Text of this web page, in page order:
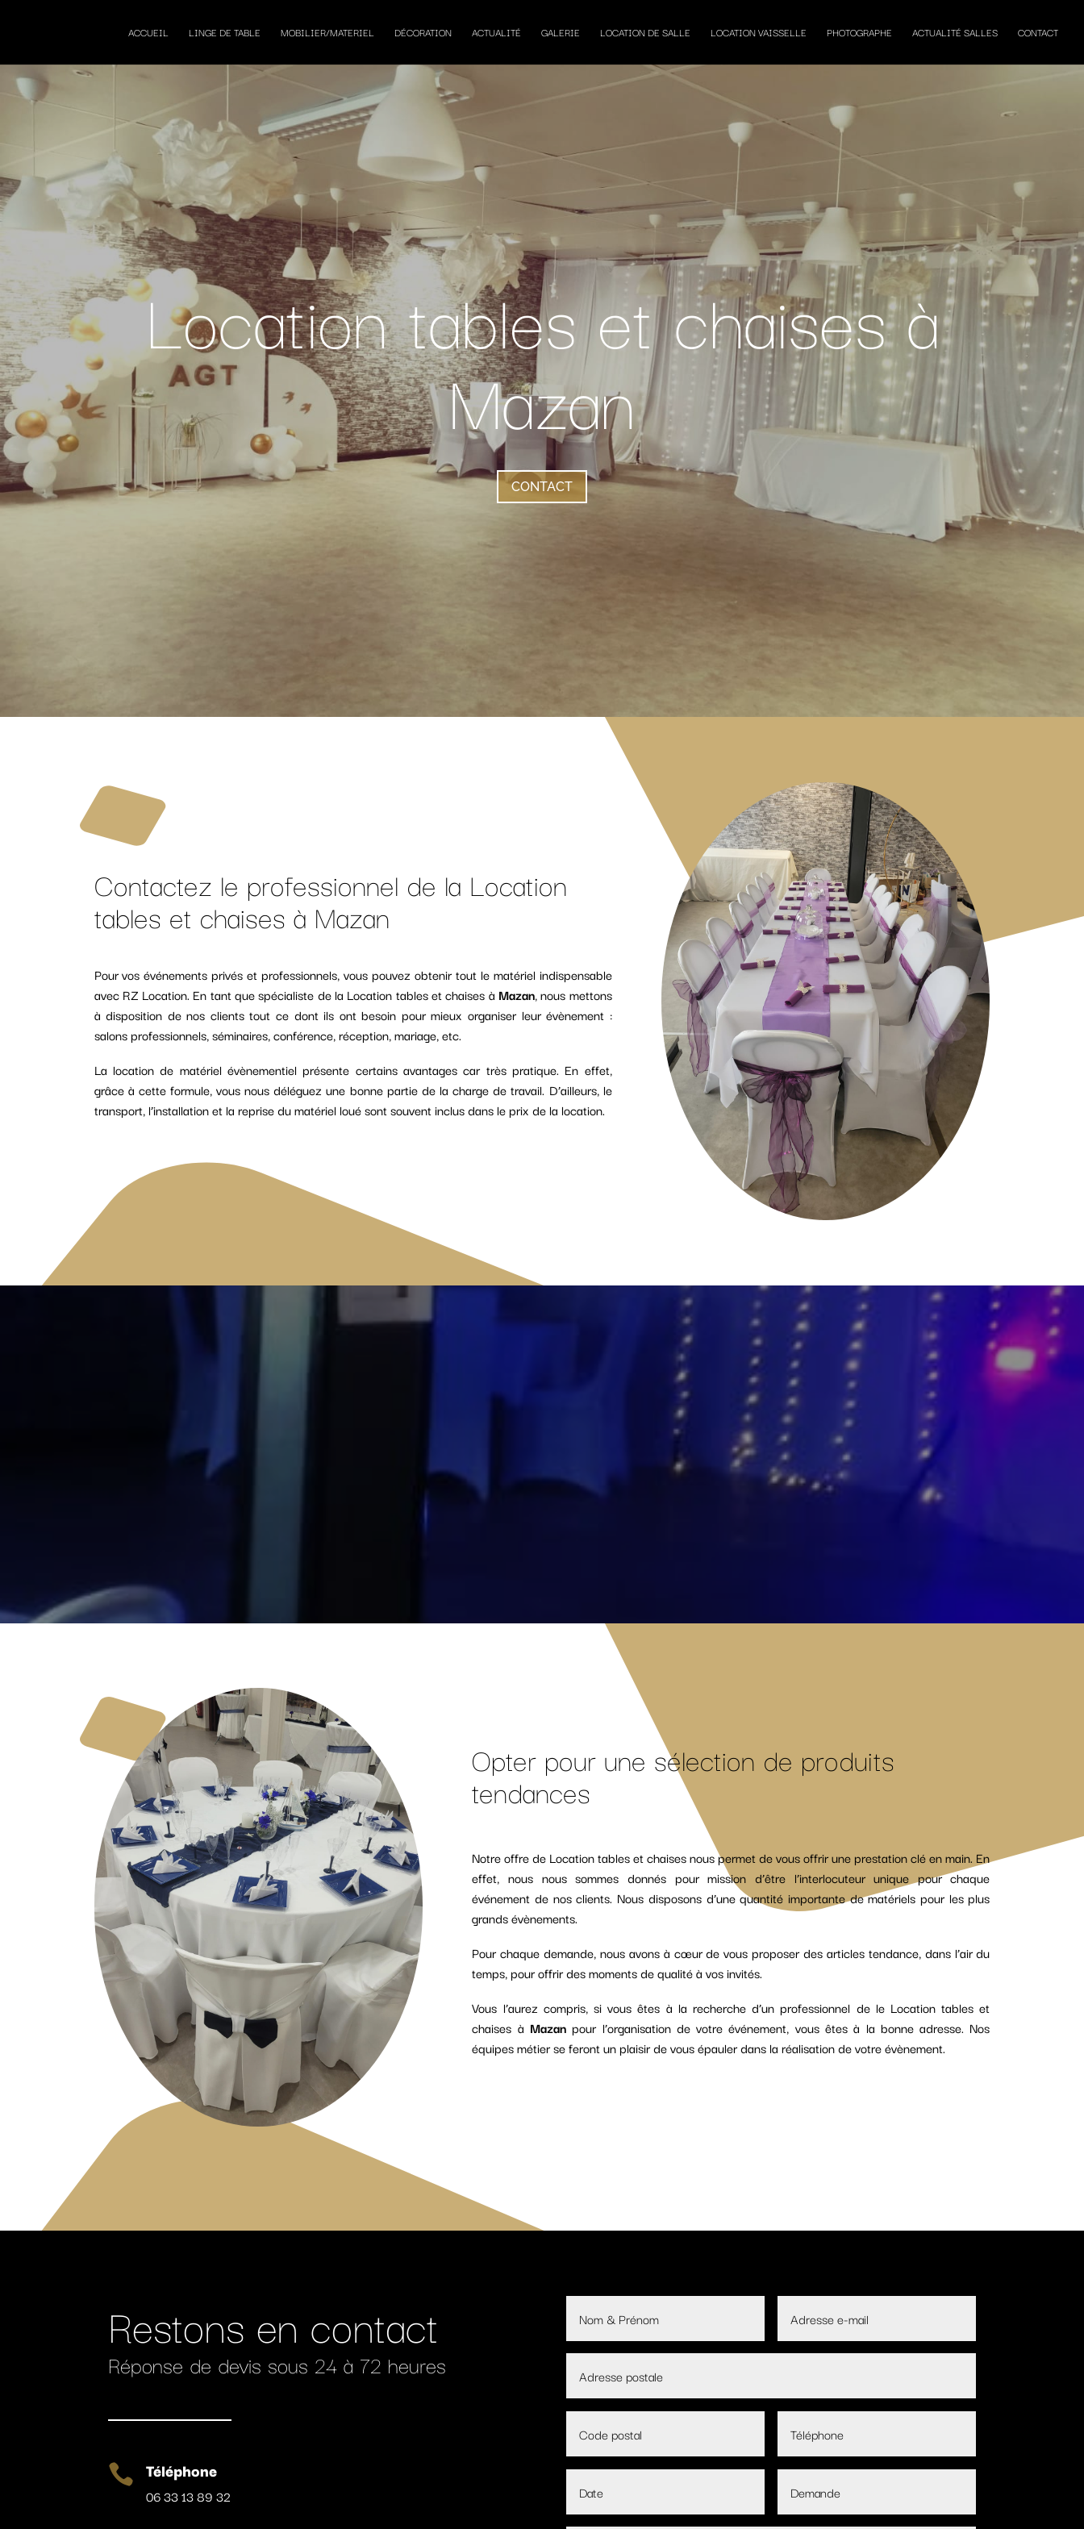
ACCUEIL LINGE DE TABLE MOBILIER/MATERIEL DÉCORATION ACTUALITÉ GALERIE LOCATION DE SALLE LOCATION VAISSELLE PHOTOGRAPHE ACTUALITÉ SALLES CONTACT
Location tables et chaises à
Mazan
CONTACT
Contactez le professionnel de la Location
tables et chaises à Mazan
Pour vos événements privés et professionnels, vous pouvez obtenir tout le matériel indispensable
avec RZ Location. En tant que spécialiste de la Location tables et chaises à Mazan, nous mettons
à disposition de nos clients tout ce dont ils ont besoin pour mieux organiser leur évènement :
salons professionnels, séminaires, conférence, réception, mariage, etc.
La location de matériel évènementiel présente certains avantages car très pratique. En effet,
grâce à cette formule, vous nous déléguez une bonne partie de la charge de travail. D’ailleurs, le
transport, l’installation et la reprise du matériel loué sont souvent inclus dans le prix de la location.
Opter pour une sélection de produits
tendances
Notre offre de Location tables et chaises nous permet de vous offrir une prestation clé en main. En
effet, nous nous sommes donnés pour mission d’être l’interlocuteur unique pour chaque
événement de nos clients. Nous disposons d’une quantité importante de matériels pour les plus
grands évènements.
Pour chaque demande, nous avons à cœur de vous proposer des articles tendance, dans l’air du
temps, pour offrir des moments de qualité à vos invités.
Vous l’aurez compris, si vous êtes à la recherche d’un professionnel de le Location tables et
chaises à Mazanpour l’organisation de votre événement, vous êtes à la bonne adresse. Nos
équipes métier se feront un plaisir de vous épauler dans la réalisation de votre évènement.
Restons en contact
Réponse de devis sous 24 à 72 heures
 Téléphone
06 33 13 89 32